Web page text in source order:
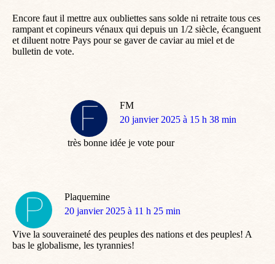
Encore faut il mettre aux oubliettes sans solde ni retraite tous ces
rampant et copineurs vénaux qui depuis un 1/2 siècle, écanguent
et diluent notre Pays pour se gaver de caviar au miel et de
bulletin de vote.
FM
dit
20 janvier 2025 à 15 h 38 min
très bonne idée je vote pour
Plaquemine
dit
20 janvier 2025 à 11 h 25 min
Vive la souveraineté des peuples des nations et des peuples! A
bas le globalisme, les tyrannies!